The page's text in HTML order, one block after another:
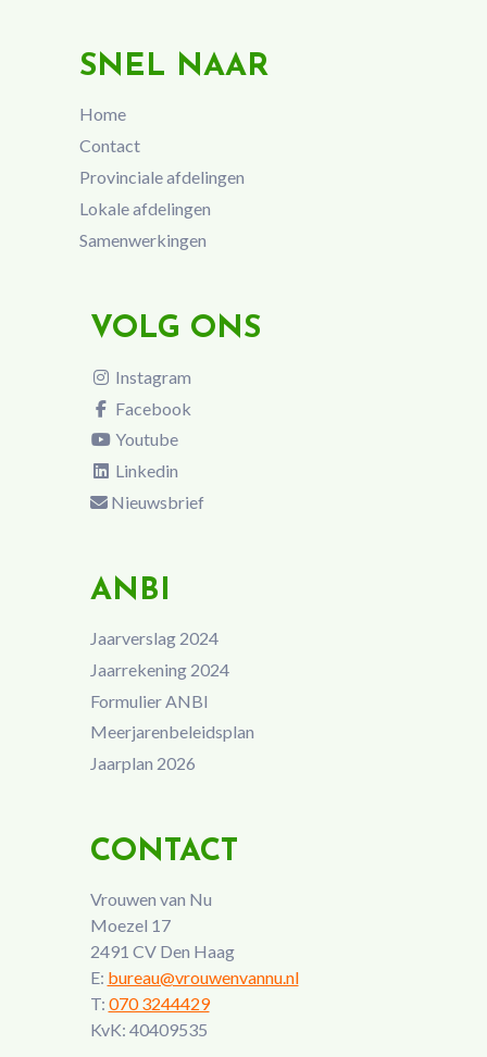
SNEL NAAR
Home
Contact
Provinciale afdelingen
Lokale afdelingen
Samenwerkingen
VOLG ONS
Instagram
Facebook
Youtube
Linkedin
Nieuwsbrief
ANBI
Jaarverslag 2024
Jaarrekening 2024
Formulier ANBI
Meerjarenbeleidsplan
Jaarplan 2026
CONTACT
Vrouwen van Nu
Moezel 17
2491 CV Den Haag
E: bureau@vrouwenvannu.nl
T: 070 3244429
KvK: 40409535